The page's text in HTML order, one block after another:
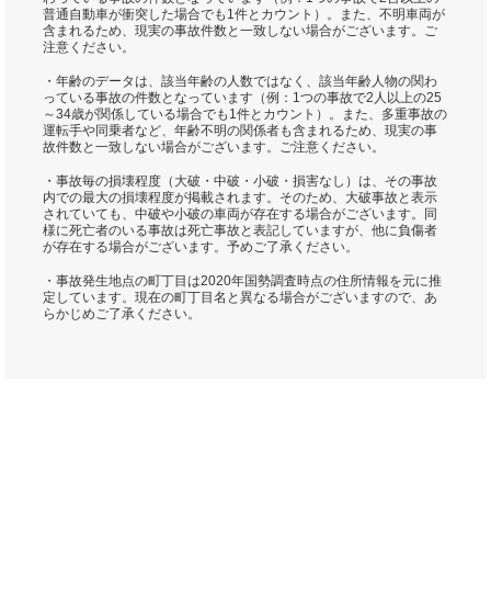
普通自動車が衝突した場合でも1件とカウント）。また、不明車両が
含まれるため、現実の事故件数と一致しない場合がございます。ご
注意ください。
・年齢のデータは、該当年齢の人数ではなく、該当年齢人物の関わ
っている事故の件数となっています（例：1つの事故で2人以上の25
～34歳が関係している場合でも1件とカウント）。また、多重事故の
運転手や同乗者など、年齢不明の関係者も含まれるため、現実の事
故件数と一致しない場合がございます。ご注意ください。
・事故毎の損壊程度（大破・中破・小破・損害なし）は、その事故
内での最大の損壊程度が掲載されます。そのため、大破事故と表示
されていても、中破や小破の車両が存在する場合がございます。同
様に死亡者のいる事故は死亡事故と表記していますが、他に負傷者
が存在する場合がございます。予めご了承ください。
・事故発生地点の町丁目は2020年国勢調査時点の住所情報を元に推
定しています。現在の町丁目名と異なる場合がございますので、あ
らかじめご了承ください。